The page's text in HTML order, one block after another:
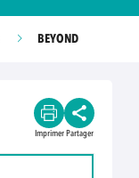
BEYOND
Imprimer Partager